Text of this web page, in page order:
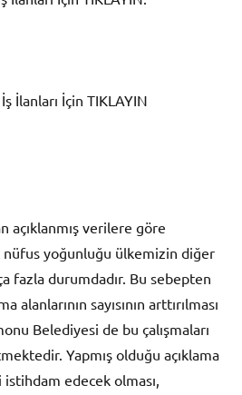
İlanları İçin TIKLAYIN
açıklanmış verilere göre
nüfus yoğunluğu ülkemizin diğer
fazla durumdadır. Bu sebepten
alanlarının sayısının arttırılması
Belediyesi de bu çalışmaları
Yapmış olduğu açıklama
edecek olması,